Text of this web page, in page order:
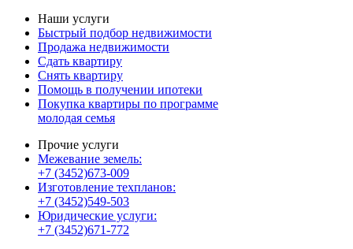
Наши услуги
Быстрый подбор недвижимости
Продажа недвижимости
Сдать квартиру
Снять квартиру
Помощь в получении ипотеки
Покупка квартиры по программе
молодая семья
Прочие услуги
Межевание земель:
+7 (3452)673-009
Изготовление техпланов:
+7 (3452)549-503
Юридические услуги:
+7 (3452)671-772